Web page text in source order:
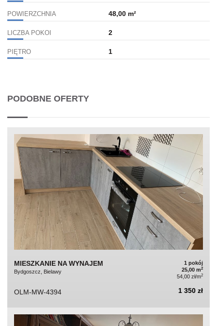
POWIERZCHNIA 48,00 m²
LICZBA POKOI 2
PIĘTRO 1
PODOBNE OFERTY
MIESZKANIE NA WYNAJEM
Bydgoszcz, Bielawy
1 pokój
25,00 m2
54,00 zł/m2
OLM-MW-4394 1 350 zł